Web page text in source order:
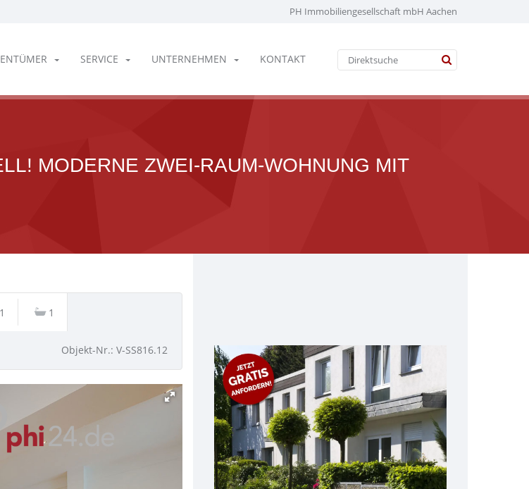
PH Immobiliengesellschaft mbH Aachen
SERVICE UNTERNEHMEN KONTAKT
MODERNE ZWEI-RAUM-WOHNUNG MIT
1 1
Objekt-Nr.: V-SS816.12